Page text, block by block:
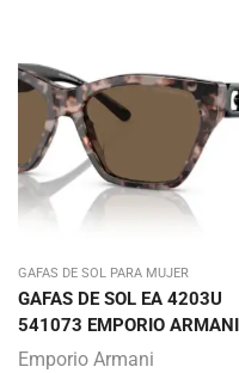
GAFAS DE SOL PARA MUJER
GAFAS DE SOL EA 4203U
541073 EMPORIO ARMANI
Emporio Armani